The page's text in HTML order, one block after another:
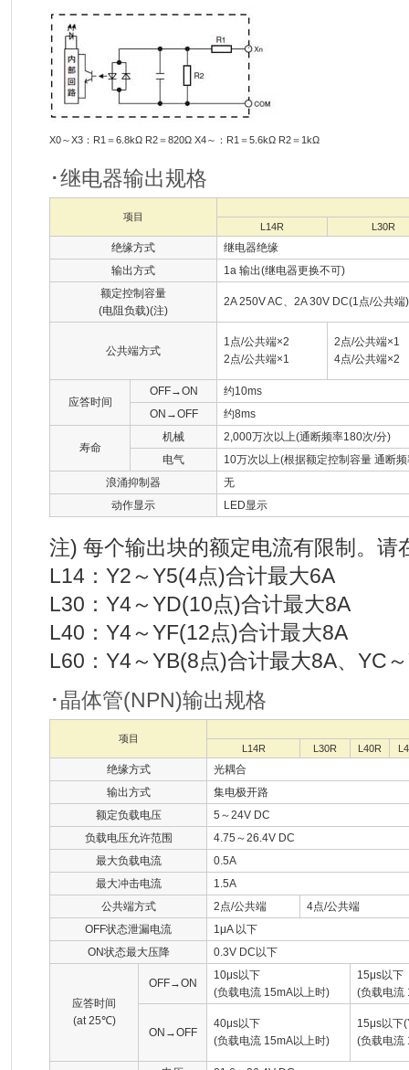
X0～X3：R1＝6.8kΩ R2＝820Ω X4～：R1＝5.6kΩ R2＝1kΩ
･继电器输出规格
项目
L14R
L30R
绝缘方式
继电器绝缘
输出方式
1a 输出(继电器更换不可)
额定控制容量
(电阻负载)(注)
2A 250V AC、2A 30V DC(1点/公共端)
公共端方式
1点/公共端×2
2点/公共端×1
2点/公共端×1
4点/公共端×2
应答时间
OFF→ON
约10ms
ON→OFF
约8ms
寿命
机械
2,000万次以上(通断频率180次/分)
电气
10万次以上(根据额定控制容量 通断
浪涌抑制器
无
动作显示
LED显示
注) 每个输出块的额定电流有限制。请
L14：Y2～Y5(4点)合计最大6A
L30：Y4～YD(10点)合计最大8A
L40：Y4～YF(12点)合计最大8A
L60：Y4～YB(8点)合计最大8A、YC
･晶体管(NPN)输出规格
项目
L14R
L30R L40R
绝缘方式
光耦合
输出方式
集电极开路
额定负载电压
5～24V DC
负载电压允许范围
4.75～26.4V DC
最大负载电流
0.5A
最大冲击电流
1.5A
公共端方式
2点/公共端
4点/公共端
OFF状态泄漏电流
1μA 以下
ON状态最大压降
0.3V DC以下
应答时间
(at 25℃)
OFF→ON
10μs以下
(负载电流 15mA以上时)
15μs以下
(负载电流
ON→OFF
40μs以下
(负载电流 15mA以上时)
15μs以下
(负载电流